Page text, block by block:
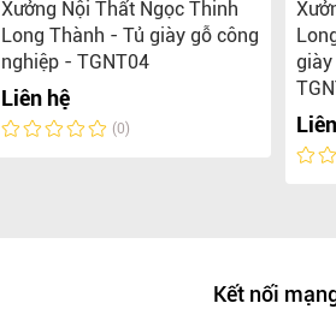
Xưởng Nội Thất Ngọc Thinh
Long Thành - Tủ giày gỗ công
nghiệp - TGNT04
Liên hệ
(0)
giày
Kết nối